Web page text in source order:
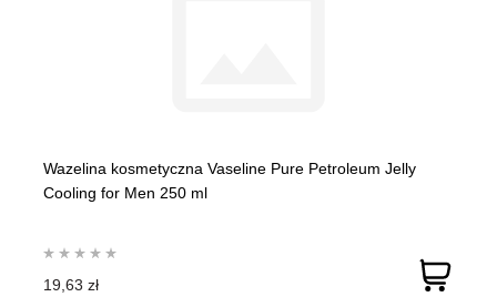
Wazelina kosmetyczna Vaseline Pure Petroleum Jelly
Cooling for Men 250 ml
19,63 zł